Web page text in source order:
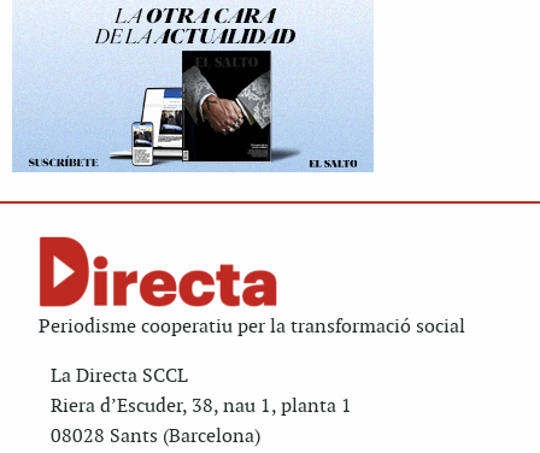
Periodisme cooperatiu per la transformació social
La Directa SCCL
Riera d’Escuder, 38, nau 1, planta 1
08028 Sants (Barcelona)